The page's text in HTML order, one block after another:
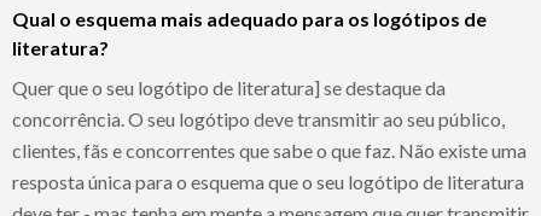
Qual o esquema mais adequado para os logótipos de
literatura?
Quer que o seu logótipo de literatura] se destaque da
concorrência. O seu logótipo deve transmitir ao seu público,
clientes, fãs e concorrentes que sabe o que faz. Não existe uma
resposta única para o esquema que o seu logótipo de literatura